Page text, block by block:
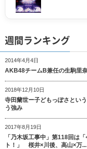
週間ランキング
2014年4月4日
AKB48チームB兼任の生駒里
2018年12月10日
寺田蘭世ー子どもっぽさとい
う強み
2017年8月19日
「乃木坂工事中」第118回は
ト！」 桜井×川後、高山×万...